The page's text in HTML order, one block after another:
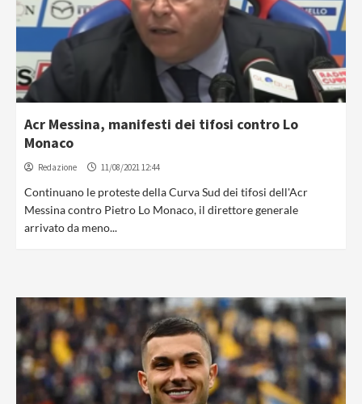
Acr Messina, manifesti dei tifosi contro Lo
Monaco
Redazione 11/08/2021 12:44
Continuano le proteste della Curva Sud dei tifosi dell'Acr
Messina contro Pietro Lo Monaco, il direttore generale
arrivato da meno...